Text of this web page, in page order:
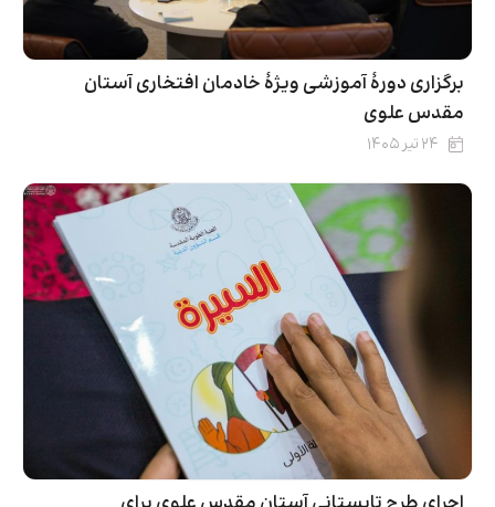
برگزاری دورۀ آموزشی ویژۀ خادمان افتخاری آستان
مقدس علوی
۲۴ تیر ۱۴۰۵